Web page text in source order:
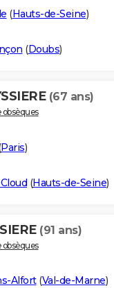
(Hauts-de-Seine)
(Doubs)
(67 ans)
Paris)
(Hauts-de-Seine)
(91 ans)
Alfort(Val-de-Marne)